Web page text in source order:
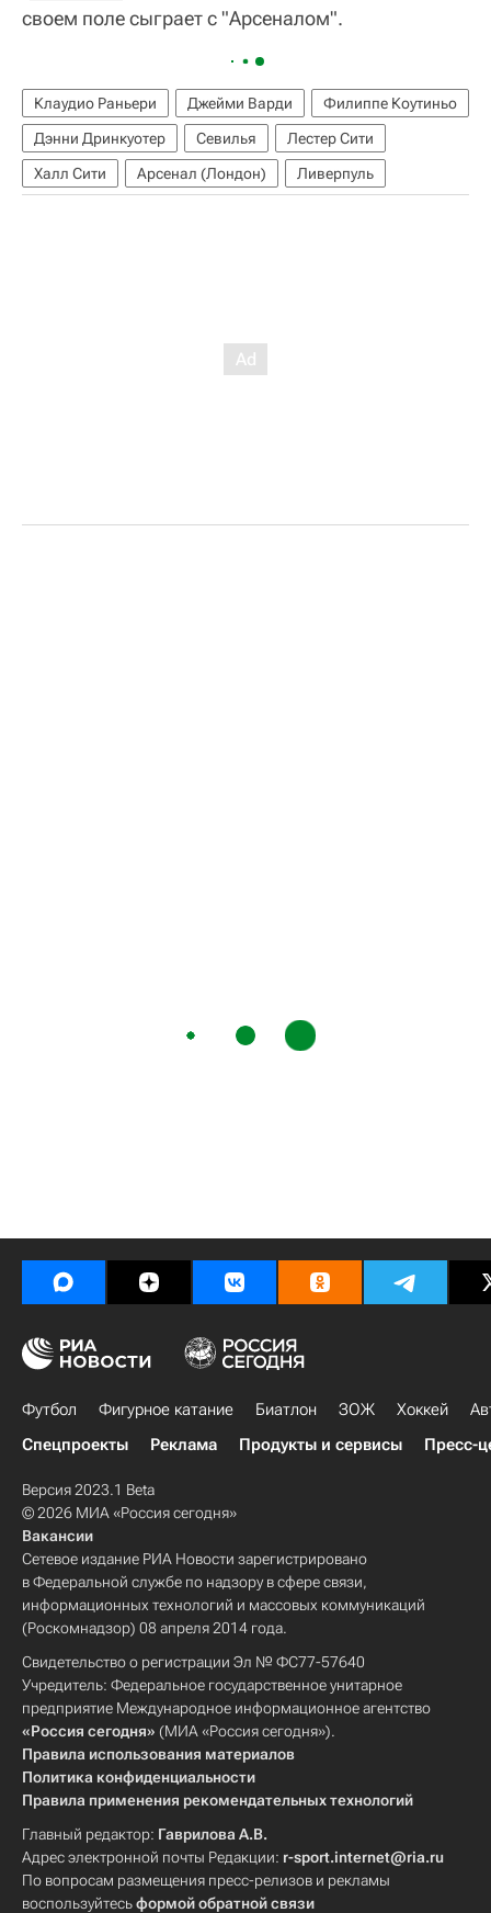
своем поле сыграет с "Арсеналом".
Клаудио Раньери Джейми Варди
Филиппе Коутиньо
Дэнни Дринкуотер
Севилья
Лестер Сити
Халл Сити
Арсенал (Лондон) Ливерпуль
Футбол Фигурное катание Биатлон ЗОЖ Хоккей
Спецпроекты
Реклама Продукты и сервисы Пресс-
Версия 2023.1 Beta
© 2026 МИА «Россия сегодня»
Вакансии
Сетевое издание РИА Новости зарегистрировано
в Федеральной службе по надзору в сфере связи,
информационных технологий и массовых коммуникаций
(Роскомнадзор) 08 апреля 2014 года.
Свидетельство о регистрации Эл № ФС77-57640
Учредитель: Федеральное государственное унитарное
предприятие Международное информационное агентство
«Россия сегодня» (МИА «Россия сегодня»).
Правила использования материалов
Политика конфиденциальности
Правила применения рекомендательных технологий
Главный редактор: Гаврилова А.В.
Адрес электронной почты Редакции: r-sport.internet@ria.ru
По вопросам размещения пресс-релизов и рекламы
воспользуйтесьформой обратной связи